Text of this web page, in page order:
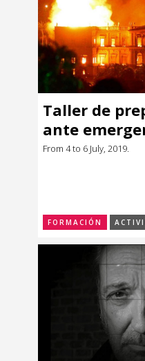
Taller de
ante
instituciones
From 4 to 6 July, 2019.
FORMACIÓN